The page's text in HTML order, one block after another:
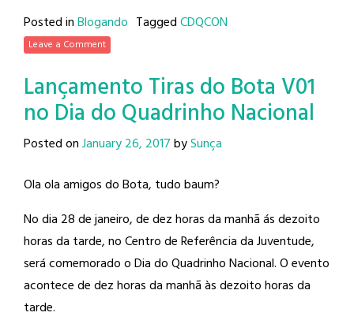
Posted inBlogando TaggedCDQCON
Leave a Comment
Lançamento Tiras do Bota V01
no Dia do Quadrinho Nacional
Posted onJanuary 26, 2017bySunça
Ola ola amigos do Bota, tudo baum?
No dia 28 de janeiro, de dez horas damanhã ás dezoito
horas da tarde, no Centro de Referência da Juventude,
será comemorado o Dia do Quadrinho Nacional. O evento
acontece de dez horas da manhã às dezoito horas da
tarde.